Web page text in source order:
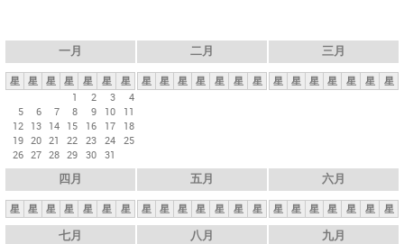
一月
星 星 星 星 星 星
星
1
2 3
4
5
6 7 8 9 10
11
12 13 14 15 16 17
18
19 20 21 22 23 24 25
26 27 28 29 30 31
二月
星 星 星 星 星 星 星
三月
星 星 星 星 星 星 星
四月
星 星 星 星 星 星 星
五月
星 星 星 星 星 星 星
六月
星 星 星 星 星 星 星
七月 八月 九月